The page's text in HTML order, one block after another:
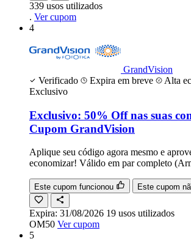
339 usos utilizados
. Ver cupom
4
GrandVision
Verificado
Expira em breve
Alta
Exclusivo
Exclusivo: 50% Off nas suas
Cupom GrandVision
Aplique seu código agora mesmo e
economizar! Válido em par completo
Este cupom funcionou Este cupom
Expira: 31/08/2026 19 usos utilizados
OM50 Ver cupom
5